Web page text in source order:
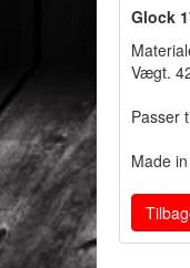
Glock
Vægt.
Passer
Made